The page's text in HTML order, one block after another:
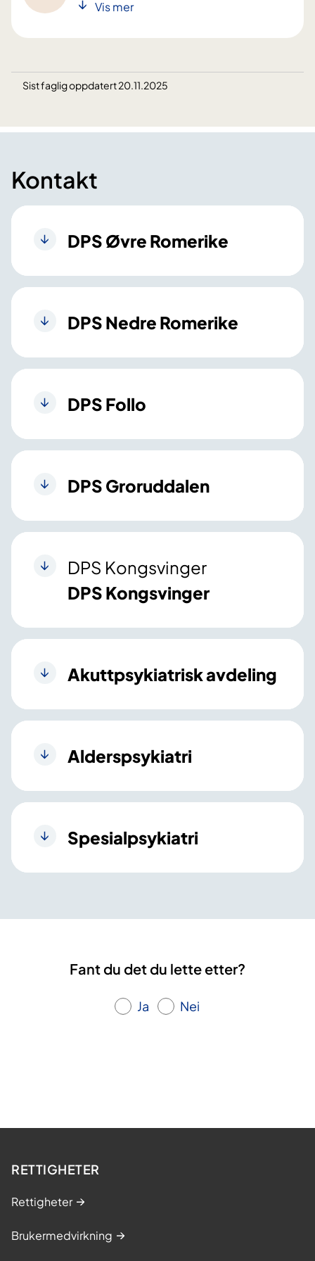
Vis mer
Sist faglig oppdatert 20.11.2025
Kontakt
DPS Øvre Romerike
DPS Nedre Romerike
DPS Follo
DPS Groruddalen
DPS Kongsvinger
DPS Kongsvinger
Akuttpsykiatrisk avdeling
Alderspsykiatri
Spesialpsykiatri
Fant du det du lette etter?
Ja Nei
RETTIGHETER
Rettigheter
Brukermedvirkning